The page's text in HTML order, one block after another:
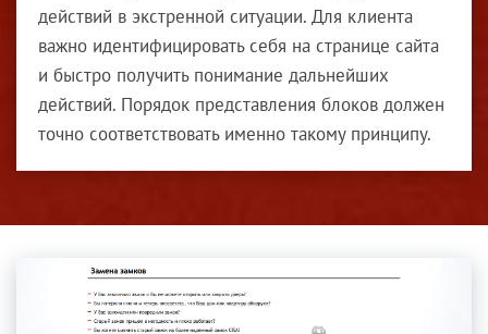
действий в экстренной ситуации. Для клиента
важно идентифицировать себя на странице сайта
и быстро получить понимание дальнейших
действий. Порядок представления блоков должен
точно соответствовать именно такому принципу.